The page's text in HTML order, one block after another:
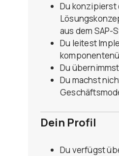
Du
aus dem
Du leitest
Du
Du machst
Dein Profil
Du verfügst